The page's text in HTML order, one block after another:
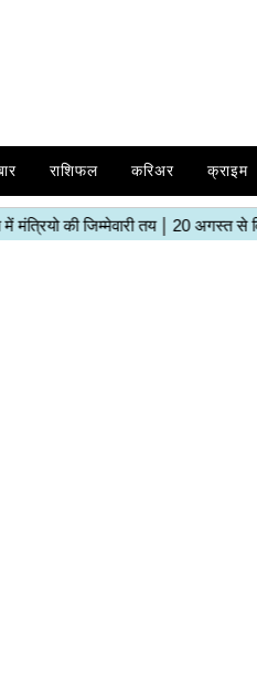
राशिफल करिअर क्राइम